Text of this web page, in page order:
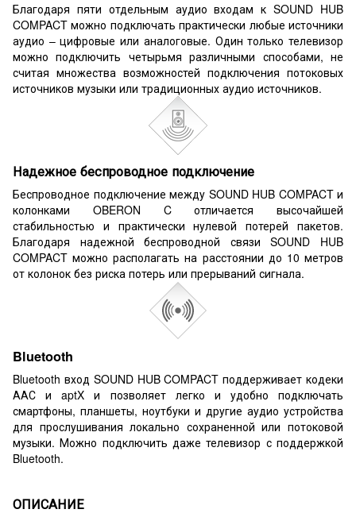
Благодаря пяти отдельным аудио входам к SOUND HUB
COMPACT можно подключать практически любые источники
аудио – цифровые или аналоговые. Один только телевизор
можно подключить четырьмя различными способами, не
считая множества возможностей подключения потоковых
источников музыки или традиционных аудио источников.
Надежное беспроводное подключение
Беспроводное подключение между SOUND HUB COMPACT и
колонками OBERON C отличается высочайшей
стабильностью и практически нулевой потерей пакетов.
Благодаря надежной беспроводной связи SOUND HUB
COMPACT можно располагать на расстоянии до 10 метров
от колонок без риска потерь или прерываний сигнала.
Bluetooth
Bluetooth вход SOUND HUB COMPACT поддерживает кодеки
ААС и aptX и позволяет легко и удобно подключать
смартфоны, планшеты, ноутбуки и другие аудио устройства
для прослушивания локально сохраненной или потоковой
музыки. Можно подключить даже телевизор с поддержкой
Bluetooth.
ОПИСАНИЕ